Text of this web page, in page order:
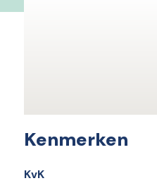
Kenmerken
KvK